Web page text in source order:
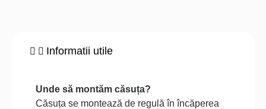
Informatii utile
Unde să montăm căsuța?
Căsuța se montează de regulă în încăperea